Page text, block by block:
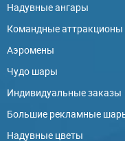
Надувные ангары
Командные аттракционы
Аэромены
Чудо шары
Индивидуальные заказы
Большие рекламные
Надувные цветы